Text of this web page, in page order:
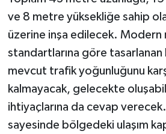
ve 8 metre yüksekliğe sahip
üzerine inşa edilecek. Modern
standartlarına göre tasarlanan
mevcut trafik yoğunluğunu
kalmayacak, gelecekte
ihtiyaçlarına da cevap
sayesinde bölgedeki ulaşım